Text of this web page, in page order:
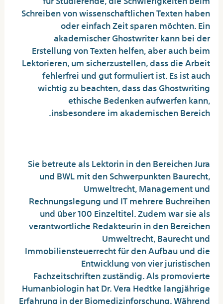
Schreiben von wissenschaftlichen Texten haben
oder einfach Zeit sparen möchten. Ein
akademischer Ghostwriter kann bei der
Erstellung von Texten helfen, aber auch beim
Lektorieren, um sicherzustellen, dass die Arbeit
fehlerfrei und gut formuliert ist. Es ist auch
wichtig zu beachten, dass das Ghostwriting
ethische Bedenken aufwerfen kann,
insbesondere im akademischen Bereich.
Sie betreute als Lektorin in den Bereichen Jura
und BWL mit den Schwerpunkten Baurecht,
Umweltrecht, Management und
Rechnungslegung und IT mehrere Buchreihen
und über 100 Einzeltitel. Zudem war sie als
verantwortliche Redakteurin in den Bereichen
Umweltrecht, Baurecht und
Immobiliensteuerrecht für den Aufbau und die
Entwicklung von vier juristischen
Fachzeitschriften zuständig. Als promovierte
Humanbiologin hat Dr. Vera Hedtke langjährige
Erfahrung in der Biomedizinforschung. Während